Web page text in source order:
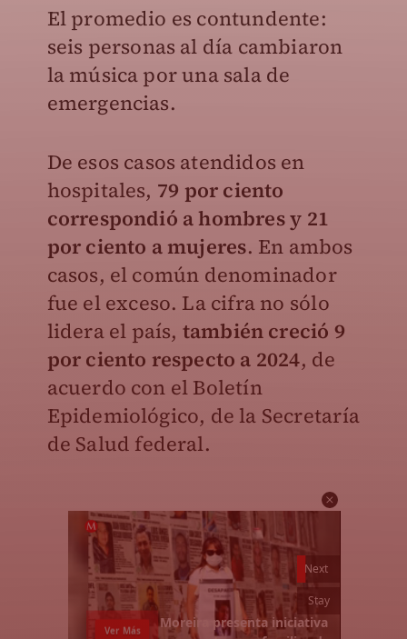
El promedio es contundente:
seis personas al día cambiaron
la música por una sala de
emergencias.
De esos casos atendidos en
hospitales, 79 por ciento
correspondió a hombres y 21
por ciento a mujeres. En ambos
casos, el común denominador
fue el exceso. La cifra no sólo
lidera el país, también creció 9
por ciento respecto a 2024, de
acuerdo con el Boletín
Epidemiológico, de la Secretaría
de Salud federal.